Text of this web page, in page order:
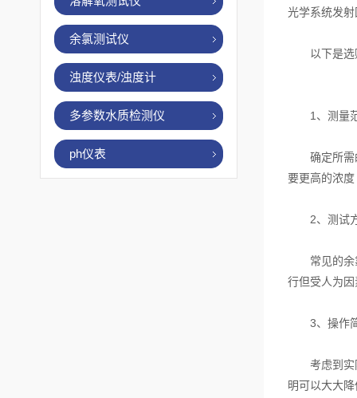
余氯测试仪
浊度仪表/浊度计
多参数水质检测仪
ph仪表
光学系统发
以下是选
1、测量范
确定所需的
要更高的浓
2、测试
常见的余氯
行但受人为
3、操作
考虑到实际
明可以大大